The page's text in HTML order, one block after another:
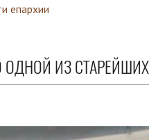
епархии
ОДНОЙ ИЗ